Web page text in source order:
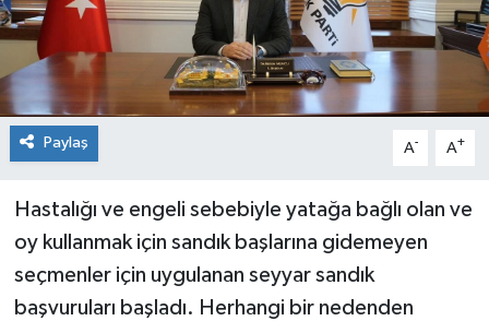
Paylaş A- A+
Hastalığı ve engeli sebebiyle yatağa bağlı olan ve
oy kullanmak için sandık başlarına gidemeyen
seçmenler için uygulanan seyyar sandık
başvuruları başladı. Herhangi bir nedenden